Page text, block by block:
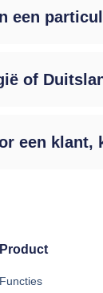
een
of
een klant,
Product
Functies